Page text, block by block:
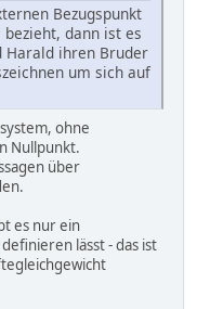
Bezugspunkt
dann ist es
Harald ihren Bruder
um sich auf
ohne
Nullpunkt.
über
es nur ein
lässt - das ist